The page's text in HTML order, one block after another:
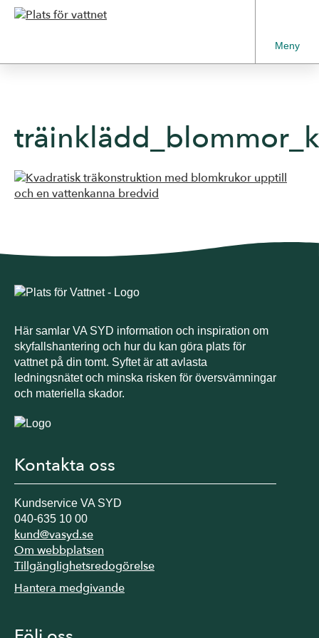
Meny
Kontakta oss
Här samlar VA SYD information och inspiration om
skyfallshantering och hur du kan göra plats för
vattnet på din tomt. Syftet är att avlasta
ledningsnätet och minska risken för översvämningar
och materiella skador.
Kundservice VA SYD
040-635 10 00
kund@vasyd.se
Om webbplatsen
Tillgänglighetsredogörelse
Hantera medgivande